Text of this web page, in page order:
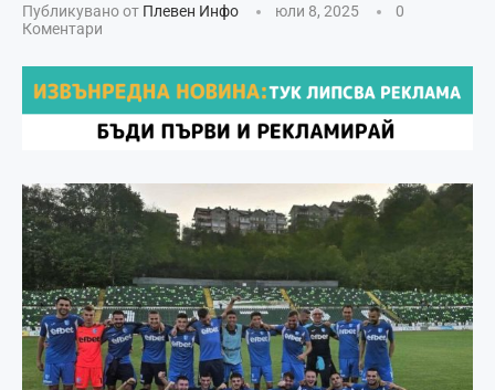
Публикувано от Плевен Инфо юли 8, 2025
0
Коментари